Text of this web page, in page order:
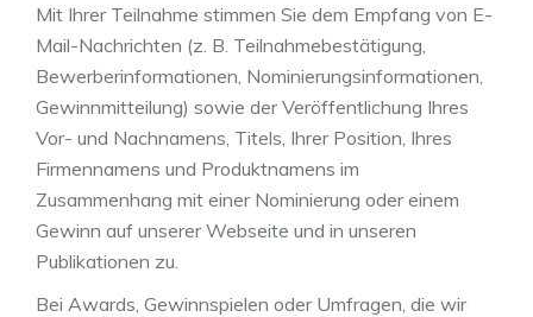
Mit Ihrer Teilnahme stimmen Sie dem Empfang von E-
Mail-Nachrichten (z. B. Teilnahmebestätigung,
Bewerberinformationen, Nominierungsinformationen,
Gewinnmitteilung) sowie der Veröffentlichung Ihres
Vor- und Nachnamens, Titels, Ihrer Position, Ihres
Firmennamens und Produktnamens im
Zusammenhang mit einer Nominierung oder einem
Gewinn auf unserer Webseite und in unseren
Publikationen zu.
Bei Awards, Gewinnspielen oder Umfragen, die wir